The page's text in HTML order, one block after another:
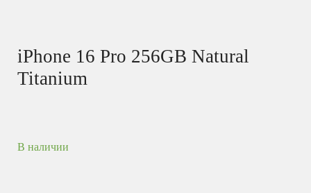
iPhone 16 Pro 256GB Natural
Titanium
В наличии